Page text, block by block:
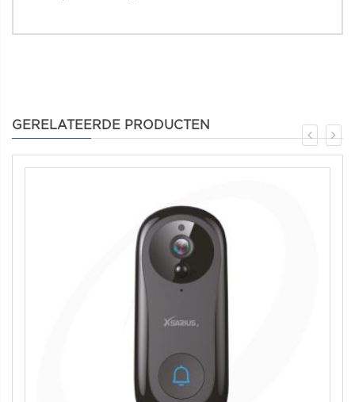
GERELATEERDE PRODUCTEN